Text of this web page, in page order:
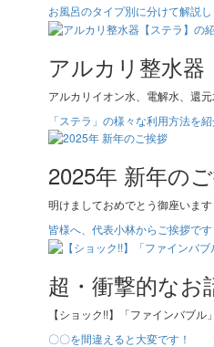
お風呂のタイプ別に分けて解説し
アルカリ整水
アルカリイオン水、電解水、還
「ステラ」の様々な利用方法を紹
2025年 新年の
明けましておめでとう御座います
皆様へ、代表小林からご挨拶です
超・衝撃的なお
【ショック!!】「ファインバブル
〇〇を間違えると大変です！